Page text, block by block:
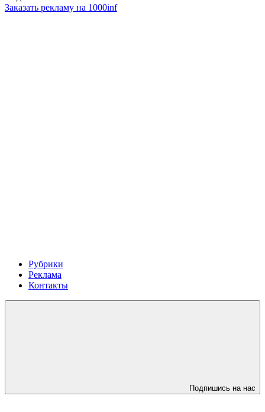
Заказать рекламу на 1000inf
Рубрики
Реклама
Контакты
Подпишись на нас